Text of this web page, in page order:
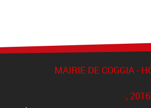
MAIRIE DE COGGIA -
,